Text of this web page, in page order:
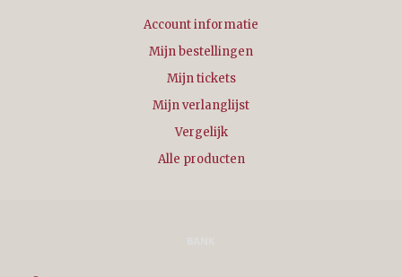
Account informatie
Mijn bestellingen
Mijn tickets
Mijn verlanglijst
Vergelijk
Alle producten